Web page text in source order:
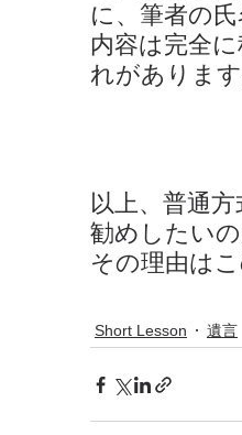
に、筆者の
内容は完全
れがあります
以上、普通
勧めしたいの
その理由は
Short Lesson 遺言